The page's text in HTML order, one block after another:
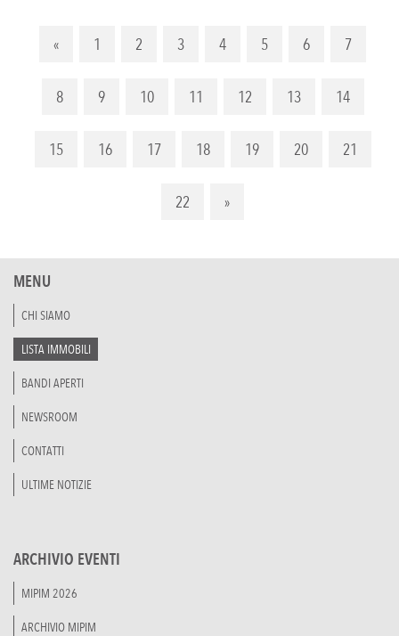
« 1 2 3 4 5 6 7
8 9 10 11 12 13 14
15 16 17 18 19 20 21
22 »
MENU
CHI SIAMO
LISTA IMMOBILI
BANDI APERTI
NEWSROOM
CONTATTI
ULTIME NOTIZIE
ARCHIVIO EVENTI
MIPIM 2026
ARCHIVIO MIPIM